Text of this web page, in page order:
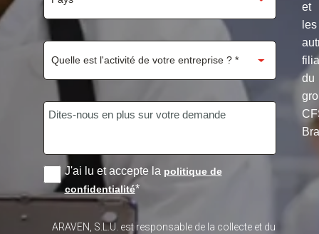
et
les
du
J'ai lu et accepte la politique de
confidentialité*
ARAVEN, S.L.U. est responsable de la collecte et du